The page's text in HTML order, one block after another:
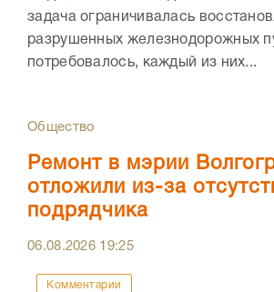
задача ограничивалась
разрушенных железнодорожных
потребовалось, каждый из них...
Общество
Ремонт в мэрии
отложили из-за
подрядчика
06.08.2026 19:25
Комментарии